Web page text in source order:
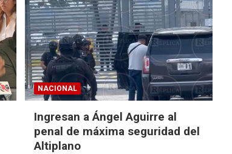
NACIONAL
Ingresan a Ángel Aguirre al
penal de máxima seguridad del
Altiplano